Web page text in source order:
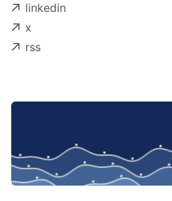
linkedin
x
rss